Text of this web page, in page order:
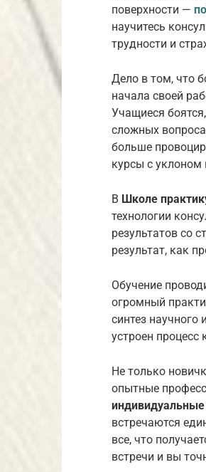
поверхности —
научитесь
трудности и
Дело в том, что
начала своей
Учащиеся
сложных
больше
курсы с уклоном
В Школе
технологии
результатов со
результат, как
Обучение
огромный
синтез
устроен процесс
Не только
опытные
встречаются
все, что
встречи и вы